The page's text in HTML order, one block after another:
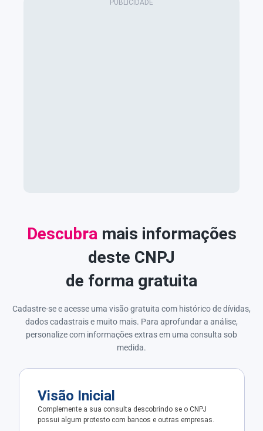
Descubramais informações
deste CNPJ
de forma gratuita
Cadastre-se e acesse uma visão gratuita com histórico de dívidas,
dados cadastrais e muito mais. Para aprofundar a análise,
personalize com informações extras em uma consulta sob
medida.
Visão Inicial
Complemente a sua consulta descobrindo se o CNPJ
possui algum protesto com bancos e outras empresas.